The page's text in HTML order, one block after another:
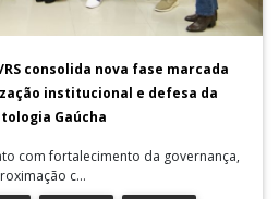
RS consolida nova fase marcada
institucional e defesa da
Gaúcha
com fortalecimento da governança,
c...